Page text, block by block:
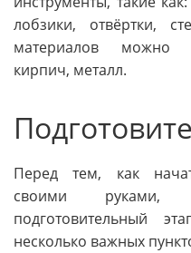
лобзики, отвёртки,
материалов можно
кирпич, металл.
Перед тем, как
своими руками,
подготовительный
несколько важных